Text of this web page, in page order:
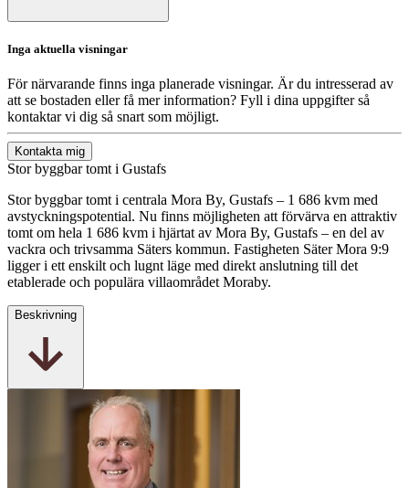
Inga aktuella visningar
För närvarande finns inga planerade visningar. Är du intresserad av
att se bostaden eller få mer information? Fyll i dina uppgifter så
kontaktar vi dig så snart som möjligt.
Kontakta mig
Stor byggbar tomt i Gustafs
Stor byggbar tomt i centrala Mora By, Gustafs – 1 686 kvm med
avstyckningspotential. Nu finns möjligheten att förvärva en attraktiv
tomt om hela 1 686 kvm i hjärtat av Mora By, Gustafs – en del av
vackra och trivsamma Säters kommun. Fastigheten Säter Mora 9:9
ligger i ett enskilt och lugnt läge med direkt anslutning till det
etablerade och populära villaområdet Moraby.
Beskrivning